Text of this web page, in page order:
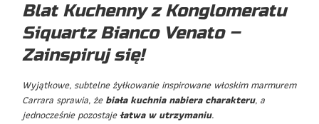
Blat Kuchenny z Konglomeratu
Siquartz Bianco Venato –
Zainspiruj się!
Wyjątkowe, subtelne żyłkowanie inspirowane włoskim marmurem
Carrara sprawia, żebiała kuchnia nabiera charakteru, a
jednocześnie pozostajełatwa w utrzymaniu.